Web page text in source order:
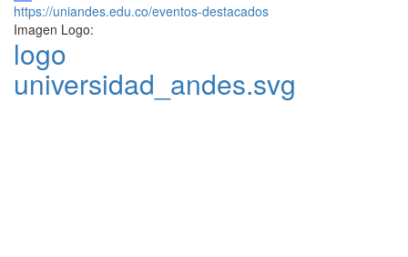
https://uniandes.edu.co/eventos-destacados
Imagen Logo:
logo
universidad_andes.svg